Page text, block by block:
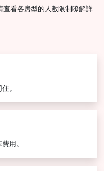
查看各房型的人數限制瞭解詳
。
用。